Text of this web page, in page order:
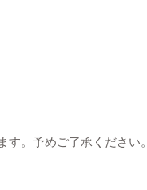
。予めご了承ください。